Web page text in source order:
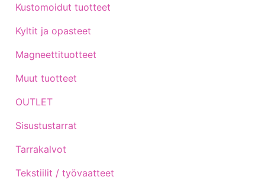
Kustomoidut tuotteet
Kyltit ja opasteet
Magneettituotteet
Muut tuotteet
OUTLET
Sisustustarrat
Tarrakalvot
Tekstiilit / työvaatteet